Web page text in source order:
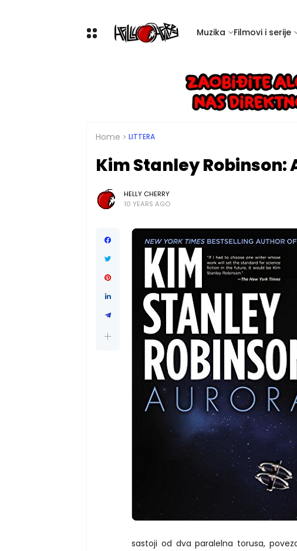
Muzika Filmovi i serije
Home LITTERA
Kim Stanley Robinson:
HELLY CHERRY
10 YEARS AGO
sastoji od dva paralelna torusa,